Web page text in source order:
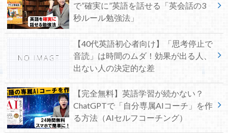
で”確実に”英語を話せる「英会話の3
秒ルール勉強法」
【40代英語初心者向け】「思考停止で
音読」は時間のムダ！効果が出る人、
出ない人の決定的な差
【完全無料】英語学習が続かない？
ChatGPTで「自分専属AIコーチ」を作
る方法（AIセルフコーチング）